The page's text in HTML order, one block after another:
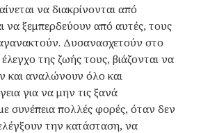
να διακρίνονται από
να ξεμπερδεύουν από αυτές, τους
Δυσανασχετούν στο
της ζωής τους, βιάζονται να
και αναλώνουν όλο και
για να μην τις ξανά
συνέπεια πολλές φορές, όταν δεν
την κατάσταση, να